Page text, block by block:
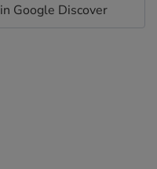
in Google Discover